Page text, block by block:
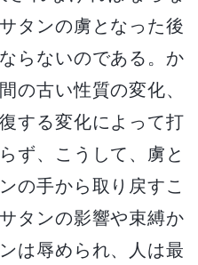
タンの虜となった後
らないのである。か
の古い性質の変化、
する変化によって打
ず、こうして、虜と
の手から取り戻すこ
タンの影響や束縛か
は辱められ、人は最